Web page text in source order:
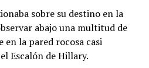
sobre su destino en la
abajo una multitud de
en la pared rocosa casi
Escalón de Hillary.